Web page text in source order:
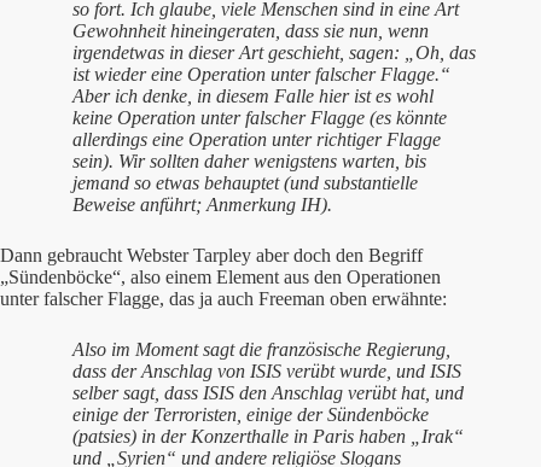
so fort. Ich glaube, viele Menschen sind in eine Art
Gewohnheit hineingeraten, dass sie nun, wenn
irgendetwas in dieser Art geschieht, sagen: „Oh, das
ist wieder eine Operation unter falscher Flagge.“
Aber ich denke, in diesem Falle hier ist es wohl
keine Operation unter falscher Flagge (es könnte
allerdings eine Operation unter richtiger Flagge
sein). Wir sollten daher wenigstens warten, bis
jemand so etwas behauptet (und substantielle
Beweise anführt; Anmerkung IH).
Dann gebraucht Webster Tarpley aber doch den Begriff
„Sündenböcke“, also einem Element aus den Operationen
unter falscher Flagge, das ja auch Freeman oben erwähnte:
Also im Moment sagt die französische Regierung,
dass der Anschlag von ISIS verübt wurde, und ISIS
selber sagt, dass ISIS den Anschlag verübt hat, und
einige der Terroristen, einige der Sündenböcke
(patsies) in der Konzerthalle in Paris haben „Irak“
und „Syrien“ und andere religiöse Slogans